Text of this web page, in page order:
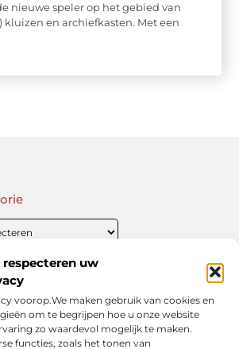
uw
voorop.We maken gebruik van cookies en
om te begrijpen hoe u onze website
zo waardevol mogelijk te maken.
functies, zoals het tonen van
nieuwe speler op het gebied van
kluizen en archiefkasten. Met een